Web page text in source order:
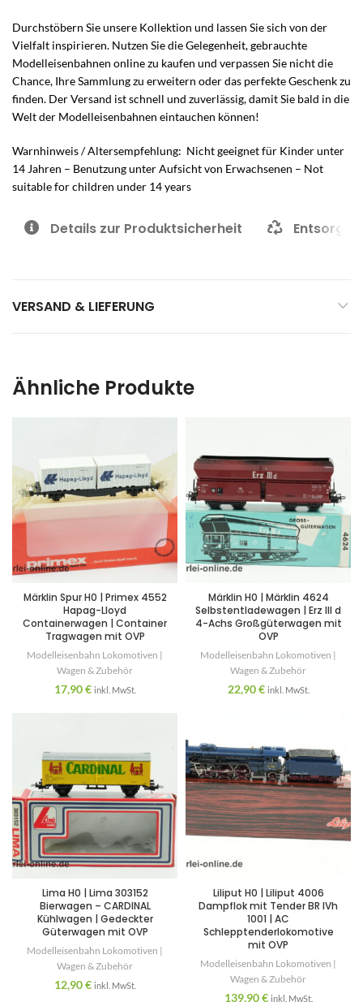
Durchstöbern Sie unsere Kollektion und lassen Sie sich von der
Vielfalt inspirieren. Nutzen Sie die Gelegenheit, gebrauchte
Modelleisenbahnen online zu kaufen und verpassen Sie nicht die
Chance, Ihre Sammlung zu erweitern oder das perfekte Geschenk zu
finden. Der Versand ist schnell und zuverlässig, damit Sie bald in die
Welt der Modelleisenbahnen eintauchen können!
Warnhinweis / Altersempfehlung: Nicht geeignet für Kinder unter
14 Jahren – Benutzung unter Aufsicht von Erwachsenen – Not
suitable for children under 14 years
Details zur Produktsicherheit
VERSAND & LIEFERUNG
Ähnliche Produkte
Märklin Spur H0 | Primex 4552
Hapag-Lloyd
Containerwagen | Container
Tragwagen mit OVP
Modelleisenbahn Lokomotiven |
Wagen & Zubehör
17,90€ inkl. MwSt.
Märklin H0 | Märklin 4624
Selbstentladewagen | Erz III d
4-Achs Großgüterwagen mit
OVP
Modelleisenbahn Lokomotiven |
Wagen & Zubehör
22,90€ inkl. MwSt.
Lima H0 | Lima 303152
Bierwagen – CARDINAL
Kühlwagen | Gedeckter
Güterwagen mit OVP
Modelleisenbahn Lokomotiven |
Wagen & Zubehör
12,90€ inkl. MwSt.
Liliput H0 | Liliput 4006
Dampflok mit Tender BR IVh
1001 | AC
Schlepptenderlokomotive
mit OVP
Modelleisenbahn Lokomotiven |
Wagen & Zubehör
139,90€ inkl. MwSt.